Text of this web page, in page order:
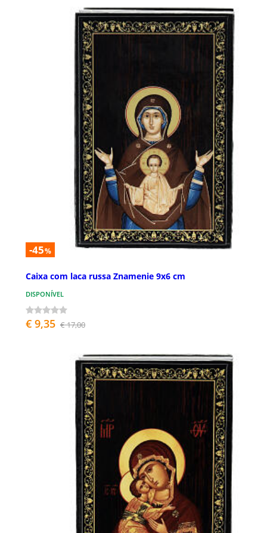
-45%
Caixa com laca russa Znamenie 9x6 cm
DISPONÍVEL
€ 9,35 € 17,00